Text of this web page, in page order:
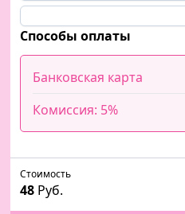
Способы оплаты
Банковская карта
Комиссия: 5%
Стоимость
48 Руб.